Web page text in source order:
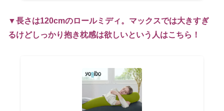
▼長さは120cmのロールミディ。マックスでは大きすぎ
るけどしっかり抱き枕感は欲しいという人はこちら！